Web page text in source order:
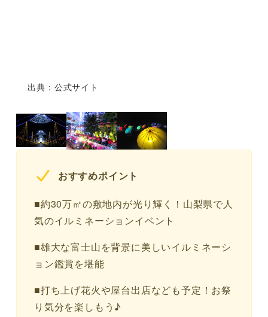
出典：公式サイト
おすすめポイント
■約30万㎡の敷地内が光り輝く！山梨県で人
気のイルミネーションイベント
■雄大な富士山を背景に美しいイルミネーシ
ョン鑑賞を堪能
■打ち上げ花火や屋台出店なども予定！お祭
り気分を楽しもう♪